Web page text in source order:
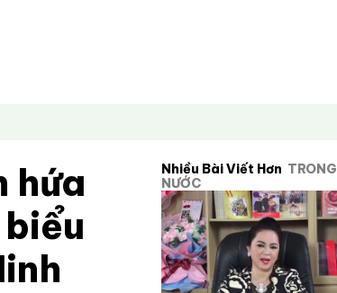
hứa
Nhiều Bài Viết Hơn TRONG
NƯỚC